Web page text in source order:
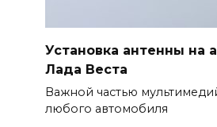
Установка антенны на
Лада Веста
Важной частью
любого автомобиля